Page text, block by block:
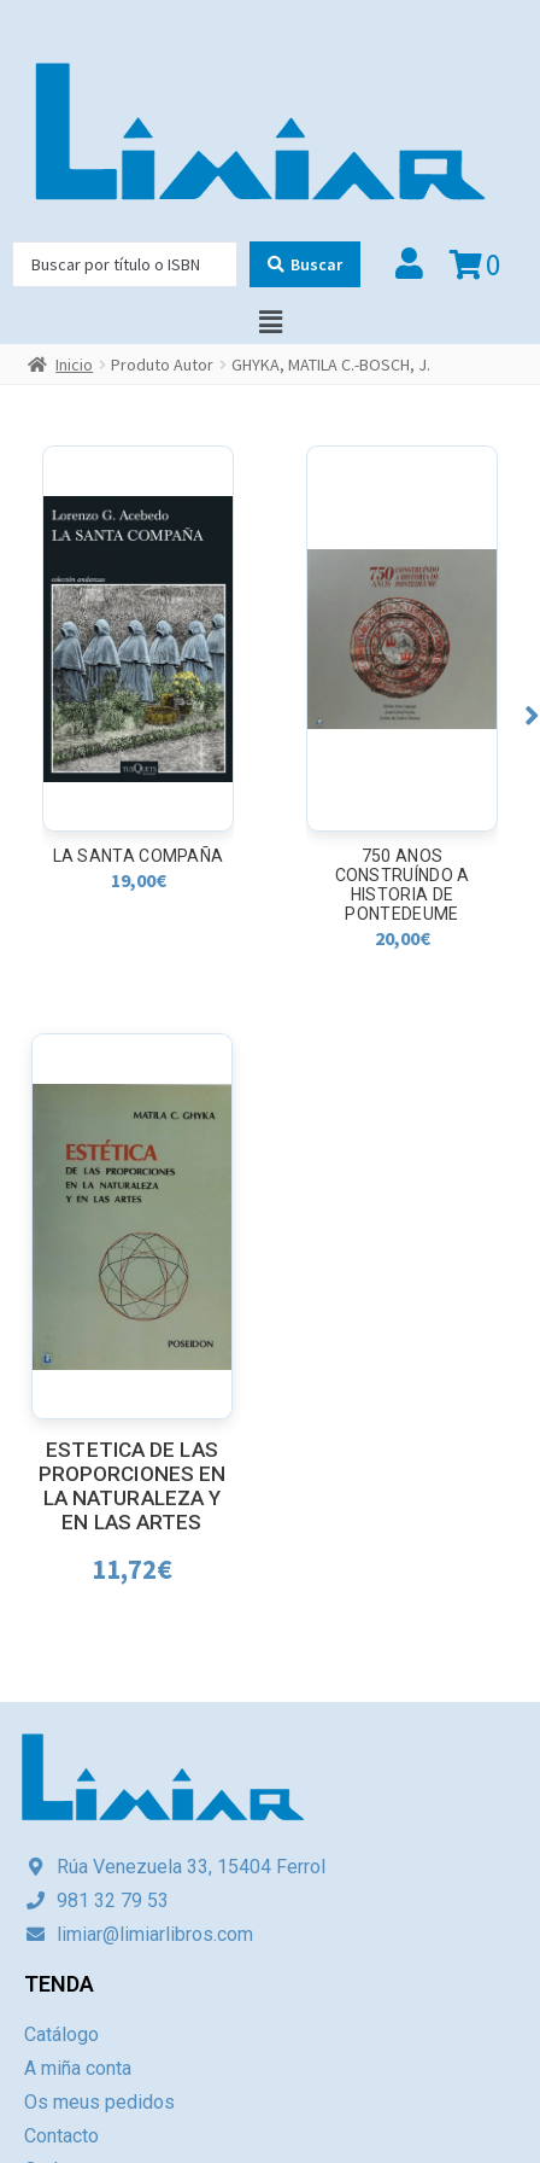
Buscar 0
Inicio Produto Autor GHYKA, MATILA C.-BOSCH, J.
LA SANTA COMPAÑA
19,00€
750 ANOS
CONSTRUÍNDO A
HISTORIA DE
PONTEDEUME
20,00€
ESTETICA DE LAS
PROPORCIONES EN
LA NATURALEZA Y
EN LAS ARTES
11,72€
Rúa Venezuela 33, 15404 Ferrol
981 32 79 53
limiar@limiarlibros.com
TENDA
Catálogo
A miña conta
Os meus pedidos
Contacto